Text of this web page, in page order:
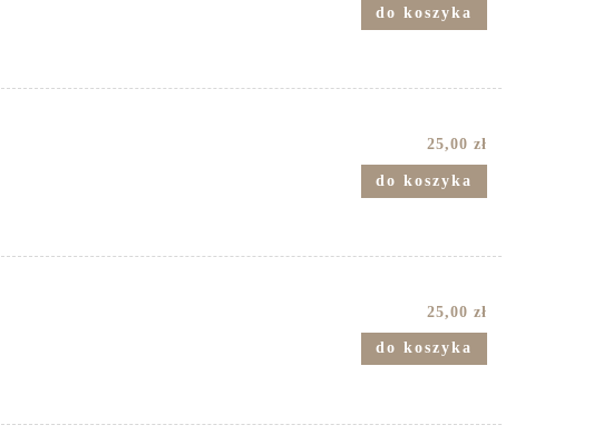
do koszyka
25,00 zł
do koszyka
25,00 zł
do koszyka